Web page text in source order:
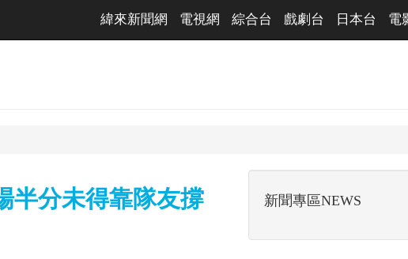
緯來新聞網 電視網 綜合台 戲劇台 日本台 電
半分未得靠隊友撐
新聞專區NEWS